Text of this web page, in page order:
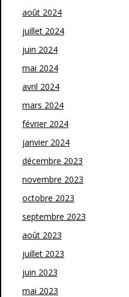
août 2024
juillet 2024
juin 2024
mai 2024
avril 2024
mars 2024
février 2024
janvier 2024
décembre 2023
novembre 2023
octobre 2023
septembre 2023
août 2023
juillet 2023
juin 2023
mai 2023